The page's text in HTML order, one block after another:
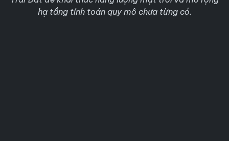
hạ tầng tính toán quy mô chưa từng có.